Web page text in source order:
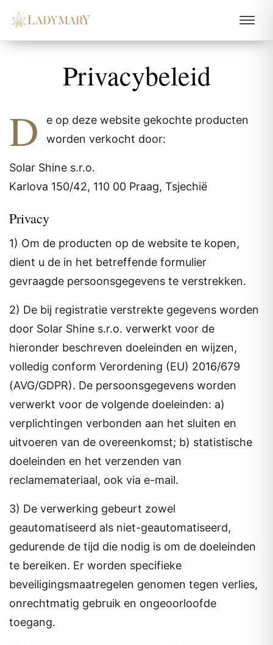
Privacybeleid
D
e op deze website gekochte producten
worden verkocht door:
Solar Shine s.r.o.
Karlova 150/42, 110 00 Praag, Tsjechië
Privacy
1) Om de producten op de website te kopen,
dient u de in het betreffende formulier
gevraagde persoonsgegevens te verstrekken.
2) De bij registratie verstrekte gegevens worden
door Solar Shine s.r.o. verwerkt voor de
hieronder beschreven doeleinden en wijzen,
volledig conform Verordening (EU) 2016/679
(AVG/GDPR). De persoonsgegevens worden
verwerkt voor de volgende doeleinden: a)
verplichtingen verbonden aan het sluiten en
uitvoeren van de overeenkomst; b) statistische
doeleinden en het verzenden van
reclamemateriaal, ook via e-mail.
3) De verwerking gebeurt zowel
geautomatiseerd als niet-geautomatiseerd,
gedurende de tijd die nodig is om de doeleinden
te bereiken. Er worden specifieke
beveiligingsmaatregelen genomen tegen verlies,
onrechtmatig gebruik en ongeoorloofde
toegang.